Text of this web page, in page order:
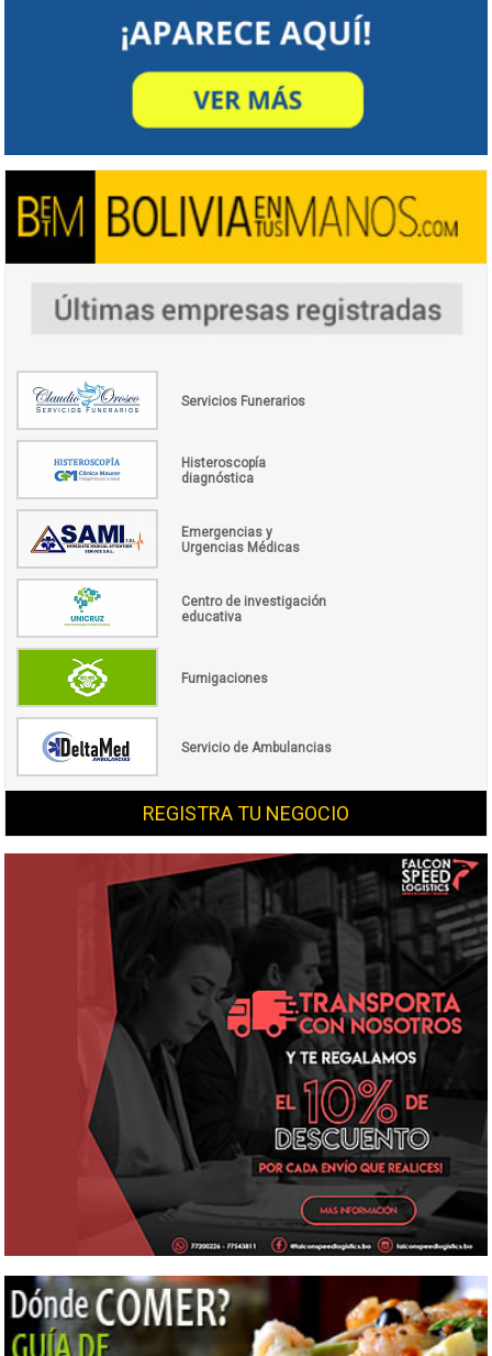
Servicios Funerarios
Histeroscopía
diagnóstica
Emergencias y
Urgencias Médicas
Centro de investigación
educativa
Fumigaciones
Servicio de Ambulancias
REGISTRA TU NEGOCIO